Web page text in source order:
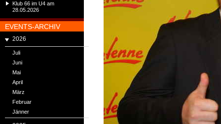
Klub 66 im U4 am
28.05.2026
EVENTS-ARCHIV
2026
Juli
Juni
Mai
April
März
Februar
Jänner